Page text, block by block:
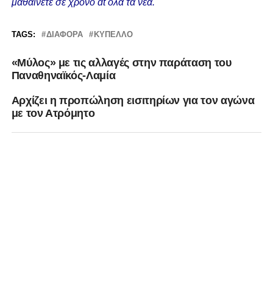
μαθαίνετε σε χρόνο dt όλα τα νέα.
TAGS: ΔΙΆΦΟΡΑ ΚΎΠΕΛΛΟ
«Μύλος» με τις αλλαγές στην παράταση του
Παναθηναϊκός-Λαμία
Αρχίζει η προπώληση εισιτηρίων για τον αγώνα
με τον Ατρόμητο